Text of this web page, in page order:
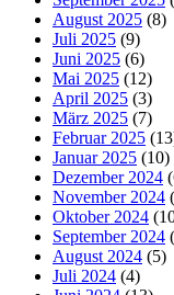
August 2025 (8)
Juli 2025 (9)
Juni 2025 (6)
Mai 2025 (12)
April 2025 (3)
März 2025 (7)
Februar 2025
Januar 2025 (10)
Dezember 2024
November 2024
Oktober 2024
September 2024
August 2024 (5)
Juli 2024 (4)